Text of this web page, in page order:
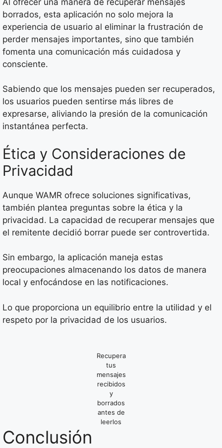
borrados, esta aplicación no solo mejora la
experiencia de usuario al eliminar la frustración de
perder mensajes importantes, sino que también
fomenta una comunicación más cuidadosa y
consciente.
Sabiendo que los mensajes pueden ser recuperados,
los usuarios pueden sentirse más libres de
expresarse, aliviando la presión de la comunicación
instantánea perfecta.
Ética y Consideraciones de
Privacidad
Aunque WAMR ofrece soluciones significativas,
también plantea preguntas sobre la ética y la
privacidad. La capacidad de recuperar mensajes que
el remitente decidió borrar puede ser controvertida.
Sin embargo, la aplicación maneja estas
preocupaciones almacenando los datos de manera
local y enfocándose en las notificaciones.
Lo que proporciona un equilibrio entre la utilidad y el
respeto por la privacidad de los usuarios.
Recupera
tus
mensajes
recibidos
y
borrados
antes de
leerlos
Conclusión